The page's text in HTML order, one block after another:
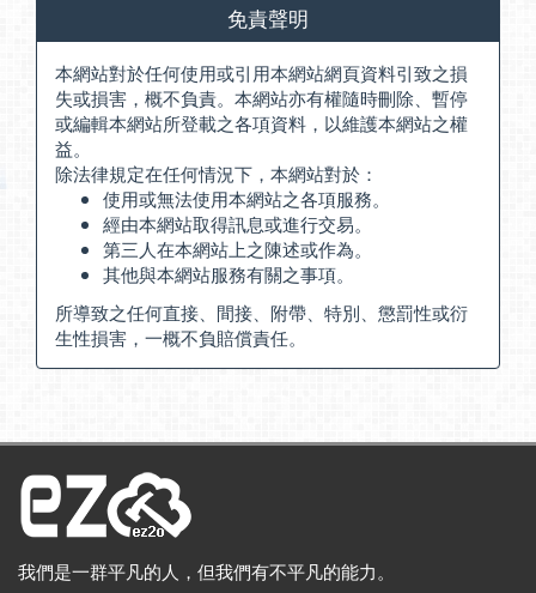
免責聲明
本網站對於任何使用或引用本網站網頁資料引致之損
失或損害，概不負責。本網站亦有權隨時刪除、暫停
或編輯本網站所登載之各項資料，以維護本網站之權
益。
除法律規定在任何情況下，本網站對於：
使用或無法使用本網站之各項服務。
經由本網站取得訊息或進行交易。
第三人在本網站上之陳述或作為。
其他與本網站服務有關之事項。
所導致之任何直接、間接、附帶、特別、懲罰性或衍
生性損害，一概不負賠償責任。
我們是一群平凡的人，但我們有不平凡的能力。